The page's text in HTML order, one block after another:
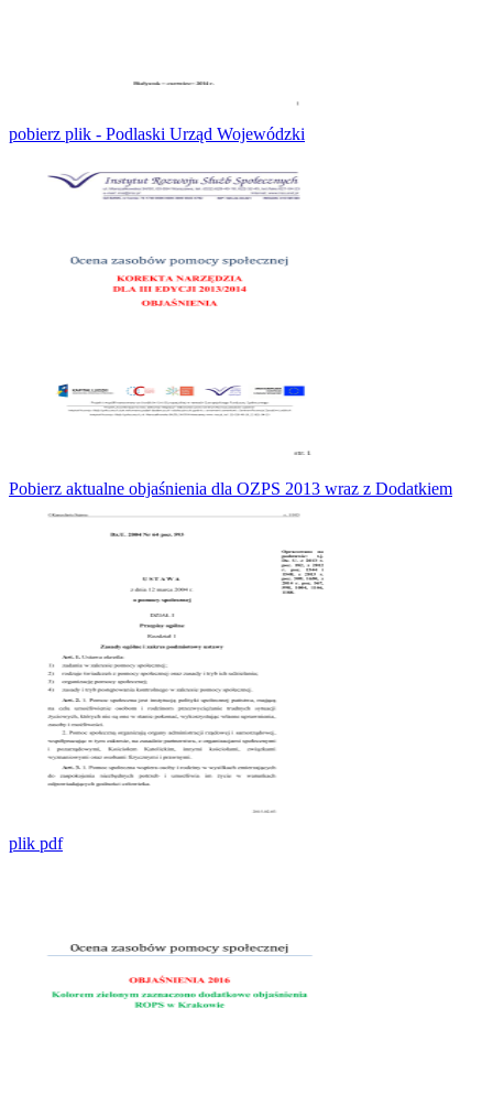
pobierz plik - Podlaski Urząd Wojewódzki
Pobierz aktualne objaśnienia dla OZPS 2013 wraz z Dodatkiem
plik pdf